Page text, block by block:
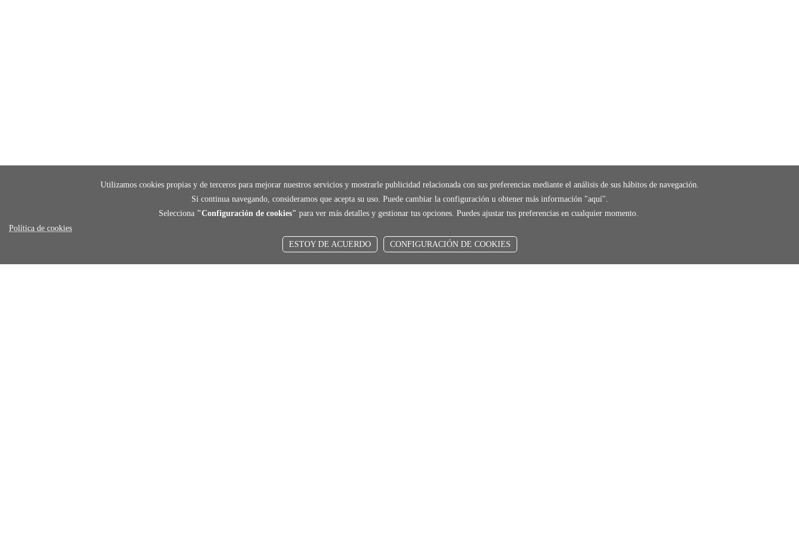
Utilizamos cookies propias y de terceros para mejorar nuestros servicios y mostrarle publicidad relacionada con sus preferencias mediante el análisis de sus hábitos de navegación.
Si continua navegando, consideramos que acepta su uso. Puede cambiar la configuración u obtener más información "aquí".
Selecciona "Configuración de cookies" para ver más detalles y gestionar tus opciones. Puedes ajustar tus preferencias en cualquier momento.
Política de cookies
ESTOY DE ACUERDO
CONFIGURACIÓN DE COOKIES